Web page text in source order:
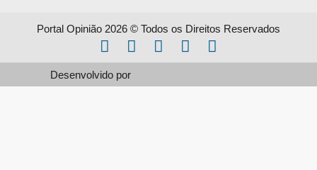
Portal Opinião 2026 © Todos os Direitos Reservados
Desenvolvido por